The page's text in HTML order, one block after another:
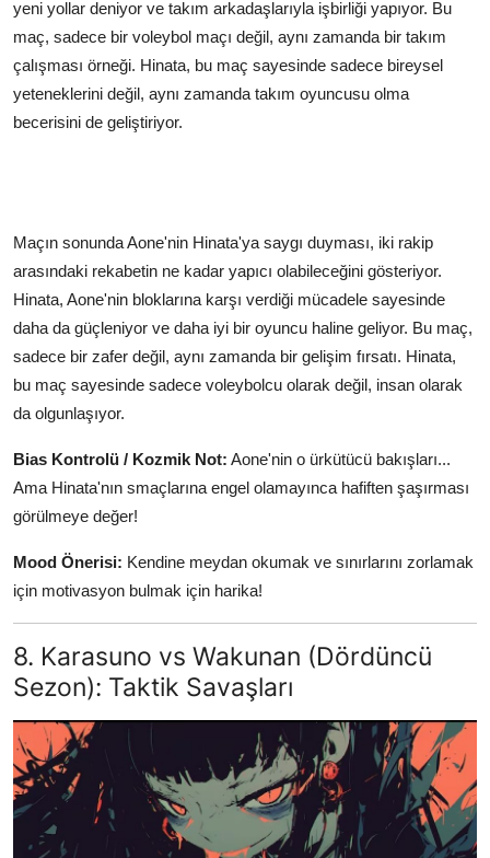
yeni yollar deniyor ve takım arkadaşlarıyla işbirliği yapıyor. Bu
maç, sadece bir voleybol maçı değil, aynı zamanda bir takım
çalışması örneği. Hinata, bu maç sayesinde sadece bireysel
yeteneklerini değil, aynı zamanda takım oyuncusu olma
becerisini de geliştiriyor.
Maçın sonunda Aone'nin Hinata'ya saygı duyması, iki rakip
arasındaki rekabetin ne kadar yapıcı olabileceğini gösteriyor.
Hinata, Aone'nin bloklarına karşı verdiği mücadele sayesinde
daha da güçleniyor ve daha iyi bir oyuncu haline geliyor. Bu maç,
sadece bir zafer değil, aynı zamanda bir gelişim fırsatı. Hinata,
bu maç sayesinde sadece voleybolcu olarak değil, insan olarak
da olgunlaşıyor.
Bias Kontrolü / Kozmik Not: Aone'nin o ürkütücü bakışları...
Ama Hinata'nın smaçlarına engel olamayınca hafiften şaşırması
görülmeye değer!
Mood Önerisi: Kendine meydan okumak ve sınırlarını zorlamak
için motivasyon bulmak için harika!
8. Karasuno vs Wakunan (Dördüncü
Sezon): Taktik Savaşları